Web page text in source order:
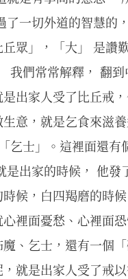
了一切外道的智慧的
眾」，「大」 是讚
我們常常解釋， 翻
是出家人受了比丘戒
意，就是乞食來滋
乞士」。這裡面還有
是出家的時候， 他發
候，白四羯磨的時
裡面憂愁、心裡面
魔、乞士，還有一個
就是出家人受了戒